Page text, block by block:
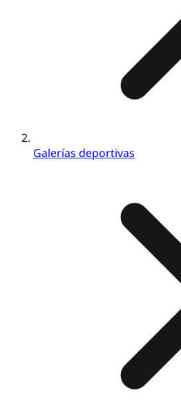
Galerías deportivas